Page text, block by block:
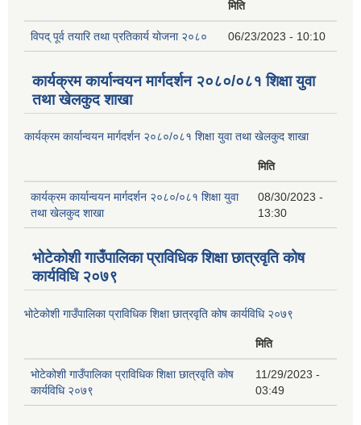
मिति
विपद् पूर्व तयारि तथा प्रतिकार्य योजना २०८० 06/23/2023 - 10:10
कार्यक्रम कार्यान्वयन मार्गदर्शन २०८०/०८१ शिक्षा युवा
तथा खेलकुद शाखा
कार्यक्रम कार्यान्वयन मार्गदर्शन २०८०/०८१ शिक्षा युवा तथा खेलकुद शाखा
मिति
कार्यक्रम कार्यान्वयन मार्गदर्शन २०८०/०८१ शिक्षा युवा
तथा खेलकुद शाखा
08/30/2023 -
13:30
भोटेकोशी गाउँपालिका प्राविधिक शिक्षा छात्रवृति कोष
कार्यविधि २०७९
भोटेकोशी गाउँपालिका प्राविधिक शिक्षा छात्रवृति कोष कार्यविधि २०७९
मिति
भोटेकोशी गाउँपालिका प्राविधिक शिक्षा छात्रवृति कोष
कार्यविधि २०७९
11/29/2023 -
03:49